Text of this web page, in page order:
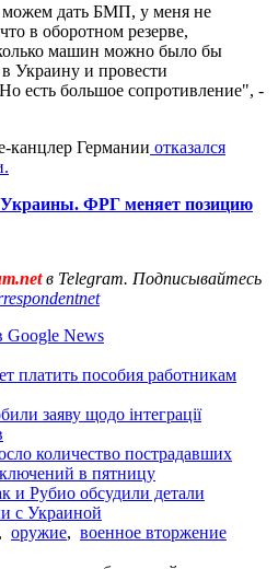
дать БМП, у меня не
в оборотном резерве,
машин можно было бы
Украину и провести
есть большое сопротивление", -
канцлер Германии отказался
ФРГ меняет позицию
в Telegram. Подписывайтесь
Google News
платить пособия работникам
заяву щодо інтеграції
количество пострадавших
в пятницу
и Рубио обсудили детали
с Украиной
, оружие, военное вторжение